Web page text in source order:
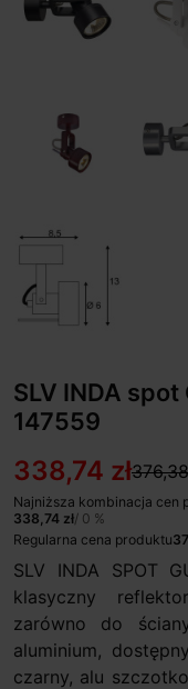
SLV INDA spot
147559
338,74 zł
Najniższa kombinacja cen
338,74 zł/ 0 %
Regularna cena produktu
SLV INDA SPOT
klasyczny
zarówno do
aluminium,
czarny, alu